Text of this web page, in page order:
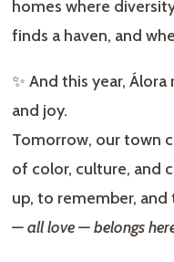
homes where
finds a haven, and
✨ And this year,
and joy.
Tomorrow, our town
of color, culture, and
up, to remember,
— all love — belongs